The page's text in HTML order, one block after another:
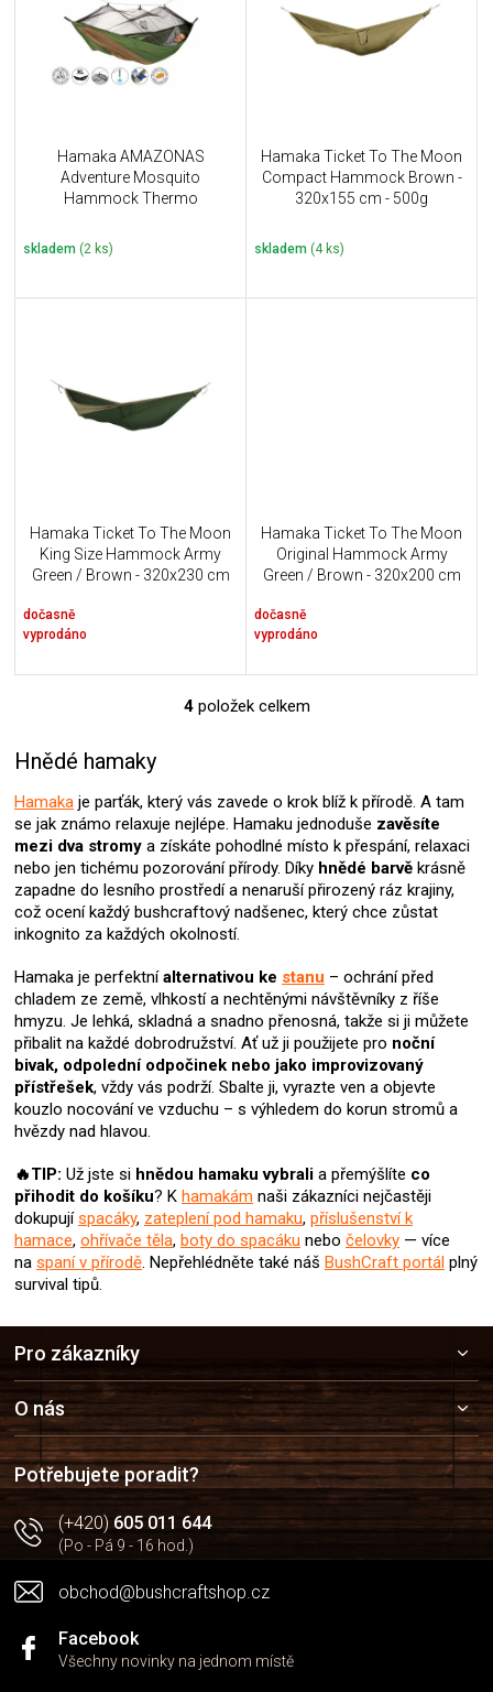
Hamaka AMAZONAS
Adventure Mosquito
Hammock Thermo
skladem (2 ks)
Hamaka Ticket To The Moon
Compact Hammock Brown -
320x155 cm - 500g
skladem (4 ks)
Hamaka Ticket To The Moon
King Size Hammock Army
Green / Brown - 320x230 cm
dočasně
vyprodáno
Hamaka Ticket To The Moon
Original Hammock Army
Green / Brown - 320x200 cm
dočasně
vyprodáno
O
d
a
c
í
p
r
v
v
ý
p
i
s
u
4položek celkem
Hnědé hamaky
Hamaka je parťák, který vás zavede o krok blíž k přírodě. A tam
se jak známo relaxuje nejlépe. Hamaku jednoduše zavěsíte
mezi dva stromy a získáte pohodlné místo k přespání, relaxaci
nebo jen tichému pozorování přírody. Díky hnědé barvě krásně
zapadne do lesního prostředí a nenaruší přirozený ráz krajiny,
což ocení každý bushcraftový nadšenec, který chce zůstat
inkognito za každých okolností.
Hamaka je perfektníalternativou ke stanu – ochrání před
chladem ze země, vlhkostí a nechtěnými návštěvníky z říše
hmyzu. Je lehká, skladná a snadno přenosná, takže si ji můžete
přibalit na každé dobrodružství. Ať už ji použijete pro noční
bivak, odpolední odpočinek nebo jako improvizovaný
přístřešek, vždy vás podrží. Sbalte ji, vyrazte ven a objevte
kouzlo nocování ve vzduchu – s výhledem do korun stromů a
hvězdy nad hlavou.
🔥TIP: Už jste si hnědou hamakuvybrali a přemýšlíte co
přihodit do košíku? K hamakám naši zákazníci nejčastěji
dokupujíspacáky, zateplení pod hamaku, příslušenství k
hamace, ohřívače těla, boty do spacáku nebo čelovky — více
na spaní v přírodě. Nepřehlédněte také náš BushCraft portál plný
survival tipů.
a
t
í
Pro zákazníky
O nás
Potřebujete poradit?
(+420)605 011 644
(Po - Pá 9 - 16 hod.)
obchod@bushcraftshop.cz
Facebook
Všechny novinky na jednom místě